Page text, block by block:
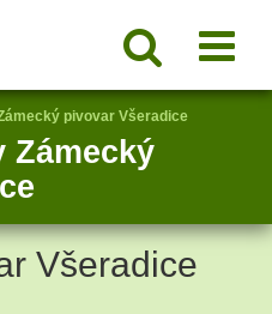
pivovar Všeradice
Zámecký
Všeradice